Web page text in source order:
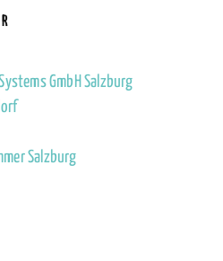
GmbH Salzburg
Salzburg